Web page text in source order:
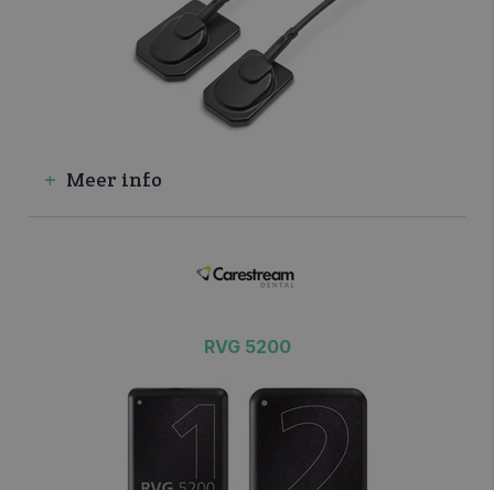
Meer info
>> VRAAG INFO / OFFERTE
RVG 5200